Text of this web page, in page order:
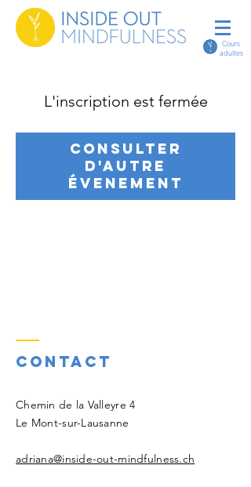
Cours
adultes
L'inscription est fermée
Consulter
d'autre
évenement
Contact
Chemin de la Valleyre 4
Le Mont-sur-Lausanne
adriana@inside-out-mindfulness.ch